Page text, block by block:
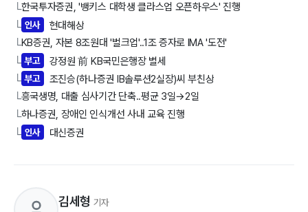
└한국투자증권, '뱅키스 대학생 클라스업 오픈하우스' 진행
└ 인사 현대해상
└KB증권, 자본 8조원대 '벌크업'..1조 증자로 IMA '도전'
└ 부고 강정원 前 KB국민은행장 별세
└ 부고 조진승(하나증권 IB솔루션2실장)씨 부친상
└흥국생명, 대출 심사기간 단축..평균 3일→2일
└하나증권, 장애인 인식개선 사내 교육 진행
└ 인사 대신증권
김세형 기자